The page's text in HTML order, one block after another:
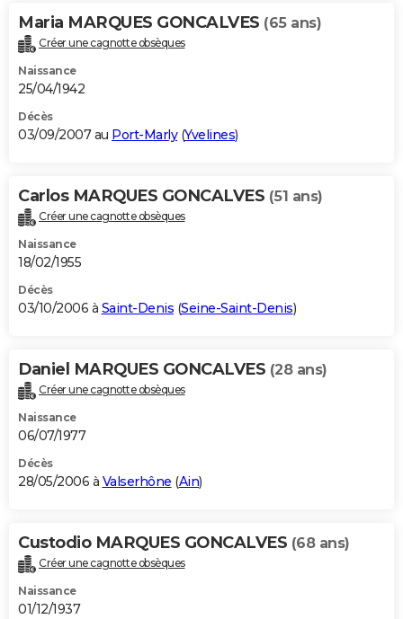
Maria MARQUES GONCALVES (65 ans)
Créer une cagnotte obsèques
Naissance
25/04/1942
Décès
03/09/2007 au Port-Marly(Yvelines)
Carlos MARQUES GONCALVES (51 ans)
Créer une cagnotte obsèques
Naissance
18/02/1955
Décès
03/10/2006 à Saint-Denis (Seine-Saint-Denis)
Daniel MARQUES GONCALVES (28 ans)
Créer une cagnotte obsèques
Naissance
06/07/1977
Décès
28/05/2006 à Valserhône (Ain)
Custodio MARQUES GONCALVES (68 ans)
Créer une cagnotte obsèques
Naissance
01/12/1937